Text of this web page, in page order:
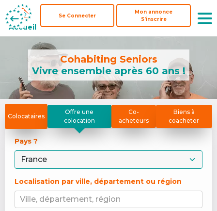
Accueil
Se Connecter
Mon annonce
S'inscrire
Accueil
Se Connecter
Mon annonce
S'inscrire
Cohabiting Seniors
Vivre ensemble après 60 ans !
Colocataires
Offre une
colocation
Co-
acheteurs
Biens à
coacheter
Pays ?
Localisation par ville, département ou région
Ville, département, région